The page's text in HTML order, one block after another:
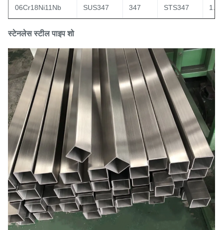
06Cr18Ni11Nb SUS347 347 STS347
स्टेनलेस स्टील पाइप शो